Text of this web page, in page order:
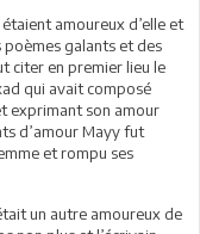
amoureux d’elle et
poèmes galants et des
citer en premier lieu le
qui avait composé
exprimant son amour
d’amour Mayy fut
et rompu ses
un autre amoureux de